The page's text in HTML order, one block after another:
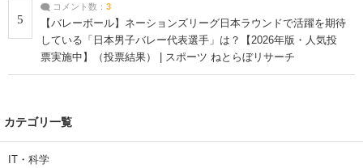
5
コメント数： 3
【バレーボール】ネーションズリーグ日本ラウンドで活躍を期待
している「日本男子バレー代表選手」は？【2026年版・人気投
票実施中】（投票結果） | スポーツ ねとらぼリサーチ
カテゴリ一覧
IT・科学